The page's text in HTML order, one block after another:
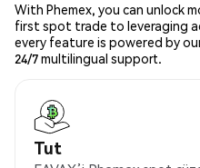
With Phemex, you can unlock
first spot trade to leveraging
every feature is powered by
24/7 multilingual support.
Tut